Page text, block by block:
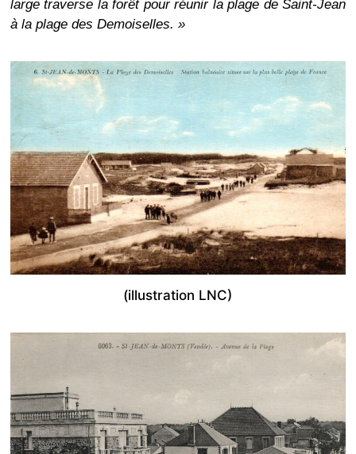
large traverse la forêt pour réunir la plage de Saint-Jean
à la plage des Demoiselles. »
(illustration LNC)